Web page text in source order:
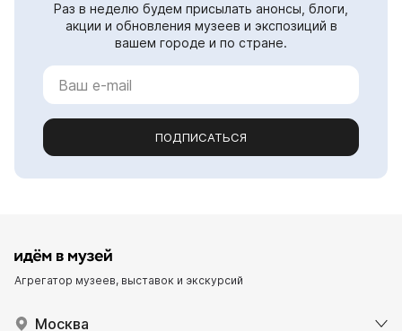
Раз в неделю будем присылать анонсы, блоги,
акции и обновления музеев и экспозиций в
вашем городе и по стране.
ПОДПИСАТЬСЯ
Агрегатор музеев, выставок и экскурсий
Москва